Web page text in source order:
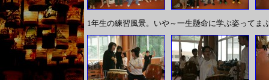
1年生の練習風景。いや～一生懸命に学ぶ姿ってま